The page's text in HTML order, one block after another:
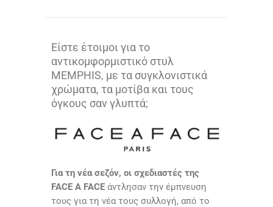
Είστε έτοιμοι για το
αντικομφορμιστικό στυλ
MEMPHIS, με τα συγκλονιστικά
χρώματα, τα μοτίβα και τους
όγκους σαν γλυπτά;
Για τη νέα σεζόν, οι σχεδιαστές της
FACE A FACE άντλησαν την έμπνευση
τους για τη νέα τους συλλογή, από το